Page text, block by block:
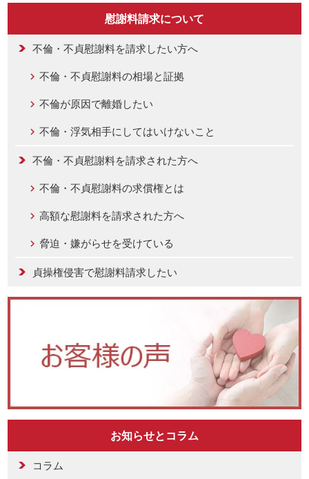
慰謝料請求について
不倫・不貞慰謝料を請求したい方へ
不倫・不貞慰謝料の相場と証拠
不倫が原因で離婚したい
不倫・浮気相手にしてはいけないこと
不倫・不貞慰謝料を請求された方へ
不倫・不貞慰謝料の求償権とは
高額な慰謝料を請求された方へ
脅迫・嫌がらせを受けている
貞操権侵害で慰謝料請求したい
お知らせとコラム
コラム